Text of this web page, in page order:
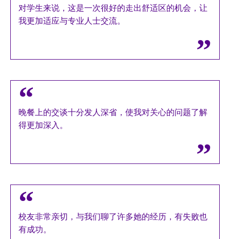
对学生来说，这是一次很好的走出舒适区的机会，让
我更加适应与专业人士交流。
晚餐上的交谈十分发人深省，使我对关心的问题了解
得更加深入。
校友非常亲切，与我们聊了许多她的经历，有失败也
有成功。